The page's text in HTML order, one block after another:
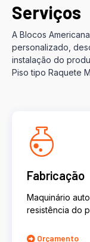
Serviços
A Blocos
personalizado,
instalação do
Piso tipo Raquete
Fabricação
Maquinário
resistência do
Orçamento